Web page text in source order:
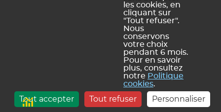
Modification des données
PRONOTE de l'année N-1
> Plus d'infos pour les chefs
d'établissement
les cookies, en
cliquant sur
"Tout refuser".
Nous
conservons
votre choix
pendant 6 mois.
Pour en savoir
plus, consultez
notre Politique
cookies.
Tout accepter Tout refuser Personnaliser